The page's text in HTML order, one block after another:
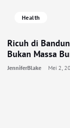
Health
Ricuh di
Bukan Massa
JenniferBlake Mei 2,